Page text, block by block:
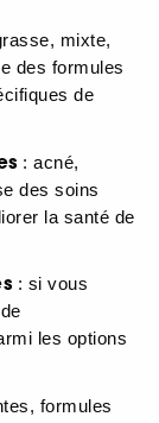
mixte,
des formules
de
: acné,
des soins
la santé de
: si vous
les options
formules